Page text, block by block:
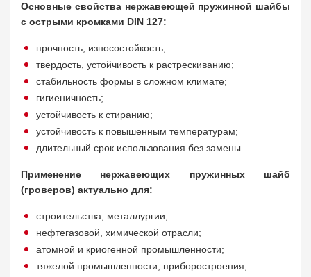
Основные свойства нержавеющей пружинной шайбы
с острыми кромками DIN 127:
прочность, износостойкость;
твердость, устойчивость к растрескиванию;
стабильность формы в сложном климате;
гигиеничность;
устойчивость к стиранию;
устойчивость к повышенным температурам;
длительный срок использования без замены.
Применение нержавеющих пружинных шайб
(гроверов) актуально для:
строительства, металлургии;
нефтегазовой, химической отрасли;
атомной и криогенной промышленности;
тяжелой промышленности, приборостроения;